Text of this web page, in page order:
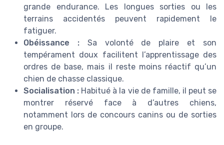
grande endurance. Les longues sorties ou les
terrains accidentés peuvent rapidement le
fatiguer.
Obéissance :Sa volonté de plaire et son
tempérament doux facilitent l’apprentissage des
ordres de base, mais il reste moins réactif qu’un
chien de chasse classique.
Socialisation : Habitué à la vie de famille, il peut se
montrer réservé face à d’autres chiens,
notamment lors de concours canins ou de sorties
en groupe.